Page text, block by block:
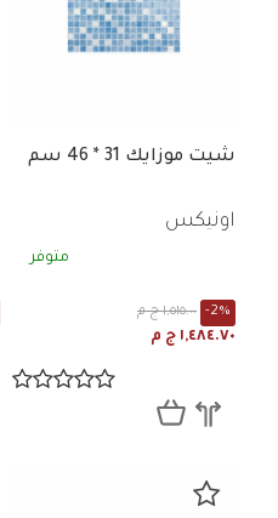
شيت موزايك 31 * 46 سم
اونيكس
متوفر
١,٥١٥.٠٠ ج م -2%
١,٤٨٤.٧٠ ج م